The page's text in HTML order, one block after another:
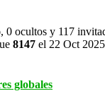
ocultos y 117
8147 el 22 Oct
globales